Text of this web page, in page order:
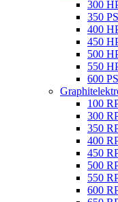
300
350
400
450
500
550
600
100
300
350
400
450
500
550
600